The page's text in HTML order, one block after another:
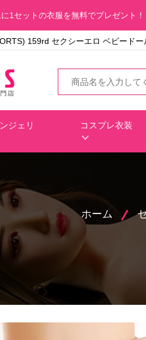
1セットの衣服を無料でプレゼント！
159rd セクシーエロ ベビードー
ジェリ
コスプレ衣装
ホーム